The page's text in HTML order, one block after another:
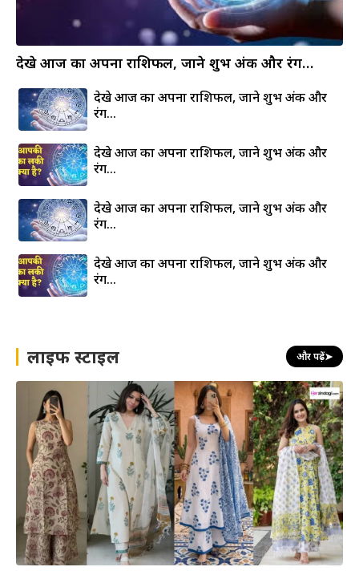
देखे आज का अपना राशिफल, जाने शुभ अंक और रंग…
देखे आज का अपना राशिफल, जाने शुभ अंक और
रंग…
देखे आज का अपना राशिफल, जाने शुभ अंक और
रंग…
देखे आज का अपना राशिफल, जाने शुभ अंक और
रंग…
देखे आज का अपना राशिफल, जाने शुभ अंक और
रंग…
लाइफ स्टाइल और पढ़ें➤